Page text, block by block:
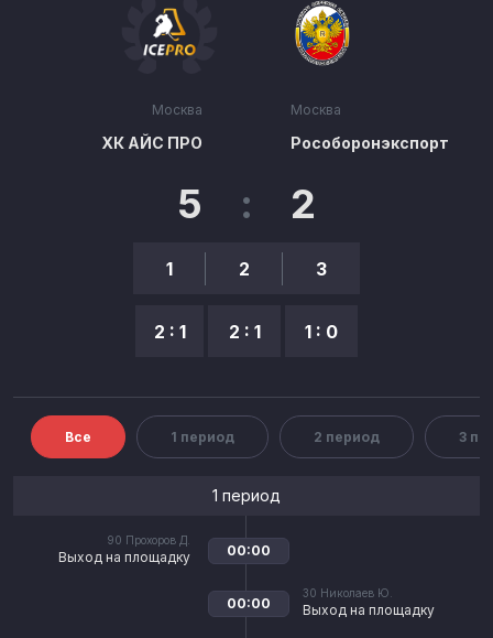
Москва
ХК АЙС ПРО
5 : 2
1
2 : 1
2
2 : 1
3
1 : 0
Москва
Рособоронэкспорт
Все 1 период 2 период 3
1 период
90 Прохоров Д.
Выход на площадку 00:00
30 Николаев Ю.
Выход на площадку
00:00